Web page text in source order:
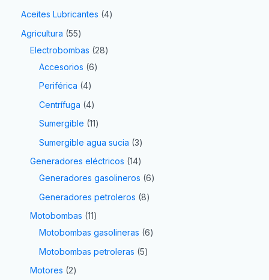
Aceites Lubricantes 4
Agricultura 55
Electrobombas
28
Accesorios 6
Periférica 4
Centrífuga 4
Sumergible 11
Sumergible agua sucia 3
Generadores eléctricos 14
Generadores gasolineros 6
Generadores petroleros 8
Motobombas 11
Motobombas gasolineras 6
Motobombas petroleras 5
Motores
2